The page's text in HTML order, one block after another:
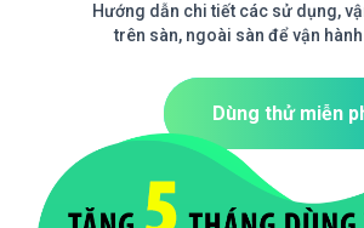
Hướng dẫn chi tiết các sử dụng,
trên sàn, ngoài sàn để vận
Dùng thử miễn